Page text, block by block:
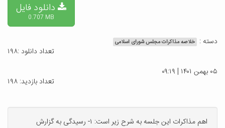
دانلود فایل
0.707 MB
دسته : خلاصه مذاکرات مجلس شورای اسلامی
تعداد دانلود :۱۹۸
۰۵ بهمن ۱۴۰۱ | ۰۹:۱۹
تعداد بازدید: ۱۹۸
اهم مذاکرات این جلسه به شرح زیر است: ۱- رسیدگی به گزارش